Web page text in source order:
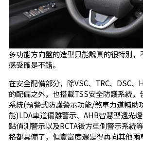
多功能方向盤的造型只能說真的很特別
感受確是不錯。
在安全配備部分，除VSC、TRC、DSC、
的配備之外，也搭載TSS安全防護系統，
系統(預警式防護警示功能/煞車力道輔助
能)LDA車道偏離警示、AHB智慧型遠光
點偵測警示以及RCTA後方車側警示系統
格都具備了，但豐富度還是得再向其他兩